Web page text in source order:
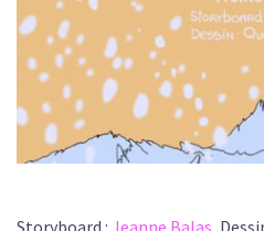
Storyboard : Jeanne Balas,